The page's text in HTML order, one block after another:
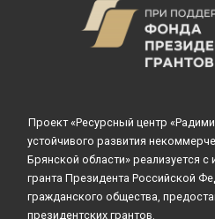
Проект «Ресурсный центр
устойчивого развития
Брянской области» реализуется с
гранта Президента Российской
гражданского общества,
президентских грантов.